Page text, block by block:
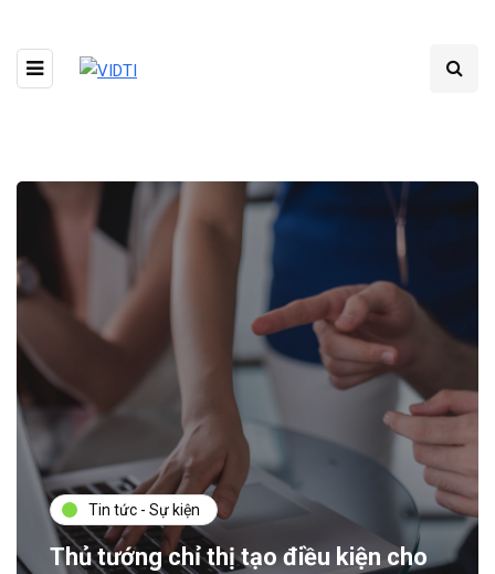
Tin tức - Sự kiện
Thủ tướng chỉ thị tạo điều kiện cho